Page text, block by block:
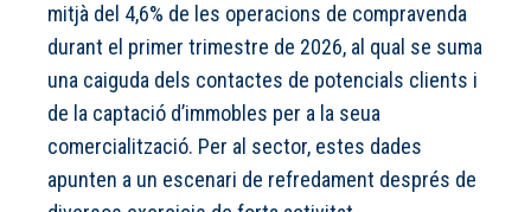
mitjà del 4,6% de les operacions de compravenda
durant el primer trimestre de 2026, al qual se suma
una caiguda dels contactes de potencials clients i
de la captació d’immobles per a la seua
comercialització. Per al sector, estes dades
apunten a un escenari de refredament després de